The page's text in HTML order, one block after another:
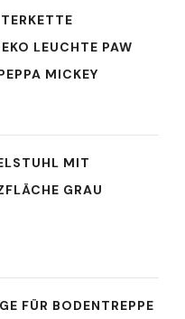
LEUCHTE PAW
MICKEY
MIT
GRAU
FÜR BODENTREPPE M